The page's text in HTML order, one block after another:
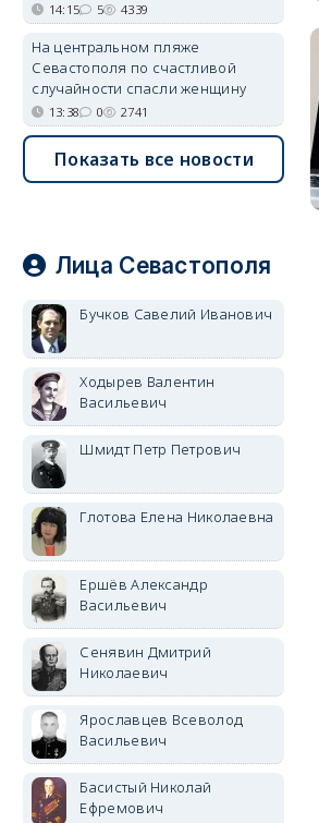
14:15 5 4339
На центральном пляже
Севастополя по счастливой
случайности спасли женщину
13:38 0 2741
Показать все новости
Лица Севастополя
Бучков Савелий Иванович
Ходырев Валентин
Васильевич
Шмидт Петр Петрович
Глотова Елена Николаевна
Ершёв Александр
Васильевич
Сенявин Дмитрий
Николаевич
Ярославцев Всеволод
Васильевич
Басистый Николай
Ефремович